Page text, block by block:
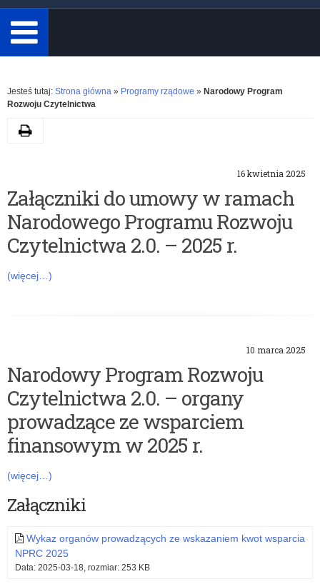
minimum
3
znaki.
Rozwiń
Jesteś tutaj: Strona główna » Programy rządowe » Narodowy Program
Rozwoju Czytelnictwa
a
t
e
g
i
a
:
N
a
r
o
16 kwietnia 2025
Załączniki do umowy w ramach
Narodowego Programu Rozwoju
Czytelnictwa 2.0. – 2025 r.
(więcej…)
10 marca 2025
Narodowy Program Rozwoju
Czytelnictwa 2.0. – organy
prowadzące ze wsparciem
finansowym w 2025 r.
(więcej…)
Załączniki
Wykaz organów prowadzących ze wskazaniem kwot wsparcia
NPRC 2025
Data: 2025-03-18, rozmiar: 253 KB